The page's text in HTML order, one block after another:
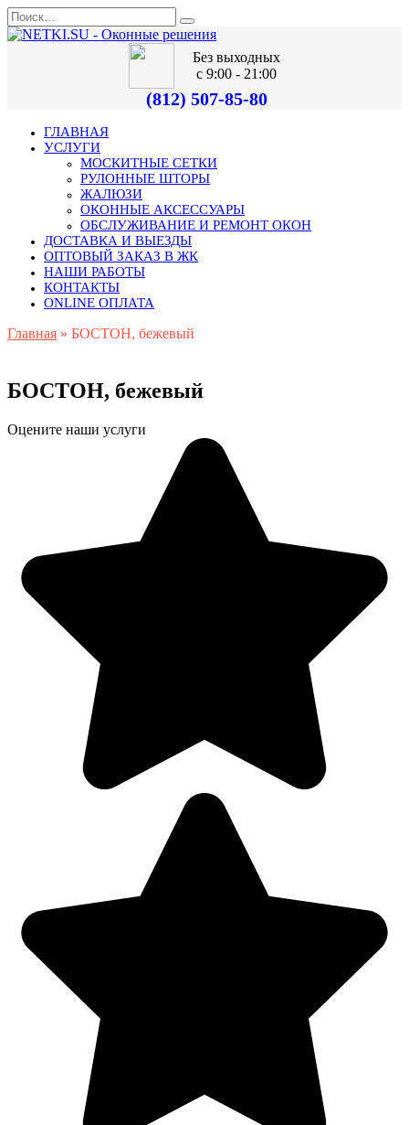
Без выходных
с 9:00 - 21:00
(812) 507-85-80
ГЛАВНАЯ
УСЛУГИ
МОСКИТНЫЕ СЕТКИ
РУЛОННЫЕ ШТОРЫ
ЖАЛЮЗИ
ОКОННЫЕ АКСЕССУАРЫ
ОБСЛУЖИВАНИЕ И РЕМОНТ ОКОН
ДОСТАВКА И ВЫЕЗДЫ
ОПТОВЫЙ ЗАКАЗ В ЖК
НАШИ РАБОТЫ
КОНТАКТЫ
ONLINE ОПЛАТА
Главная » БОСТОН, бежевый
БОСТОН, бежевый
Оцените наши услуги